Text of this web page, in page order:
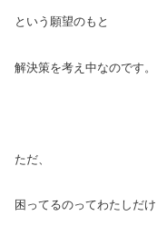
という願望のもと
解決策を考え中なのです。
ただ、
困ってるのってわたしだ